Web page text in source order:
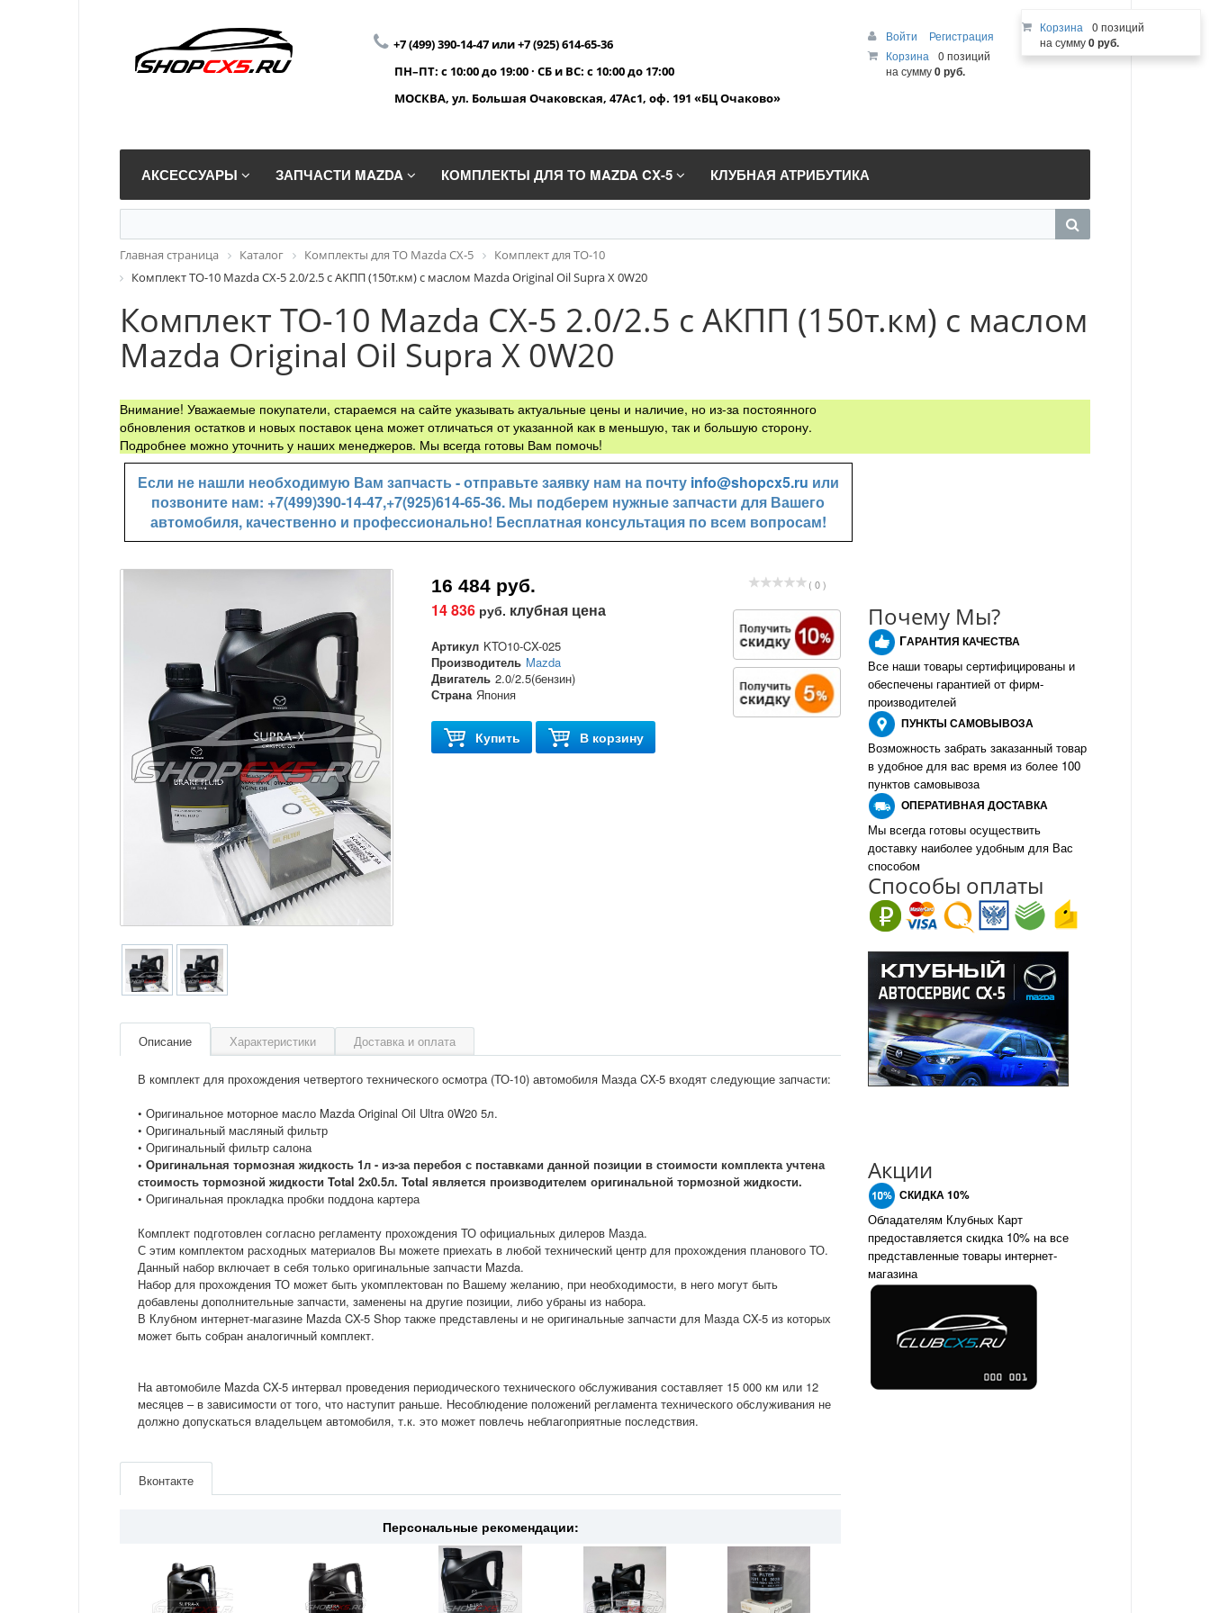
+7 (499) 390-14-47 или +7 (925) 614-65-36
ПН–ПТ: с 10:00 до 19:00 · СБ и ВС: с 10:00 до 17:00
МОСКВА, ул. Большая Очаковская, 47Ас1, оф. 191 «БЦ Очаково»
Войти
Регистрация
Корзина
0 позиций
на сумму0 руб.
АКСЕССУАРЫ ЗАПЧАСТИ MAZDA КОМПЛЕКТЫ ДЛЯ ТО MAZDA CX-5 КЛУБНАЯ АТРИБУТИКА
Главная страница Каталог Комплекты для ТО Mazda CX-5
Комплект для ТО-10
Комплект ТО-10 Mazda CX-5 2.0/2.5 с АКПП (150т.км) с маслом Mazda Original Oil Supra X 0W20
Комплект ТО-10 Mazda CX-5 2.0/2.5 с АКПП (150т.км) с маслом
Mazda Original Oil Supra X 0W20
Внимание! Уважаемые покупатели, стараемся на сайте указывать актуальные цены и наличие, но из-за постоянного
обновления остатков и новых поставок цена может отличаться от указанной как в меньшую, так и большую сторону.
Подробнее можно уточнить у наших менеджеров. Мы всегда готовы Вам помочь!
Если не нашли необходимую Вам запчасть - отправьте заявку нам на почту info@shopcx5.ru или
позвоните нам: +7(499)390-14-47,+7(925)614-65-36. Мы подберем нужные запчасти для Вашего
автомобиля, качественно и профессионально! Бесплатная консультация по всем вопросам!
( 0 )
16 484 руб.
14 836 руб. клубная цена
Артикул KTO10-CX-025
Производитель Mazda
Двигатель 2.0/2.5(бензин)
Страна Япония
Купить В корзину
Описание Характеристики Доставка и оплата
В комплект для прохождения четвертого технического осмотра (ТО-10) автомобиля Мазда CX-5 входят следующие запчасти:
• Оригинальное моторное масло Mazda Original Oil Ultra 0W20 5л.
• Оригинальный масляный фильтр
• Оригинальный фильтр салона
• Оригинальная тормозная жидкость 1л - из-за перебоя с поставками данной позиции в стоимости комплекта учтена
стоимость тормозной жидкости Total 2х0.5л. Total является производителем оригинальной тормозной жидкости.
• Оригинальная прокладка пробки поддона картера
Комплект подготовлен согласно регламенту прохождения ТО официальных дилеров Мазда.
С этим комплектом расходных материалов Вы можете приехать в любой технический центр для прохождения планового ТО.
Данный набор включает в себя только оригинальные запчасти Mazda.
Набор для прохождения ТО может быть укомплектован по Вашему желанию, при необходимости, в него могут быть
добавлены дополнительные запчасти, заменены на другие позиции, либо убраны из набора.
В Клубном интернет-магазине Mazda CX-5 Shop также представлены и не оригинальные запчасти для Мазда CX-5 из которых
может быть собран аналогичный комплект.
На автомобиле Mazda CX-5 интервал проведения периодического технического обслуживания составляет 15 000 км или 12
месяцев – в зависимости от того, что наступит раньше. Несоблюдение положений регламента технического обслуживания не
должно допускаться владельцем автомобиля, т.к. это может повлечь неблагоприятные последствия.
Двигатель
Вконтакте
Персональные рекомендации:
Почему Мы?
ГАРАНТИЯ КАЧЕСТВА
Все наши товары сертифицированы и
обеспечены гарантией от фирм-
производителей
ПУНКТЫ САМОВЫВОЗА
Возможность забрать заказанный товар
в удобное для вас время из более 100
пунктов самовывоза
ОПЕРАТИВНАЯ ДОСТАВКА
Мы всегда готовы осуществить
доставку наиболее удобным для Вас
способом
Способы оплаты
Корзина
0 позиций
на сумму0 руб.
Акции
СКИДКА 10%
Обладателям Клубных Карт
предоставляется скидка 10% на все
представленные товары интернет-
магазина